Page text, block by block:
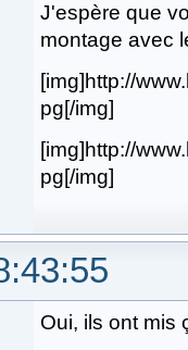
J'espère que
montage avec
[img]http://
pg[/img]
[img]http://
pg[/img]
Oui, ils ont mis